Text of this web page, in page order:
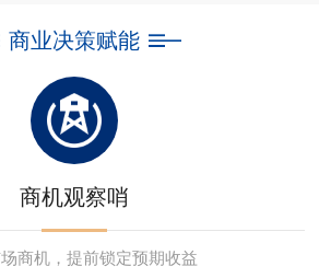
商业决策赋能
商机观察哨
商机，提前锁定预期收益